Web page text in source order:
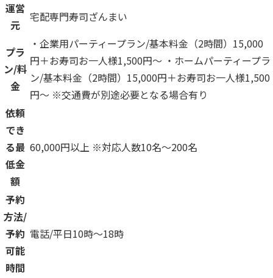
運営
元
宅配専門寿司ざんまい
プラ
ン/料
金
・企業用パーティープラン/基本料金（2時間）15,000
円＋お寿司お一人様1,500円〜 ・ホームパーティープラ
ン/基本料金（2時間）15,000円＋お寿司お一人様1,500
円〜 ※交通費が別途必要となる場合有り
依頼
でき
る最
低金
額
60,000円以上 ※対応人数10名〜200名
予約
方法/
予約
可能
時間
電話/平日10時〜18時